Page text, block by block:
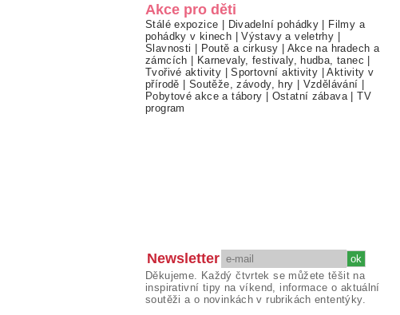
Akce pro děti
Stálé expozice | Divadelní pohádky | Filmy a
pohádky v kinech |Výstavy a veletrhy |
Slavnosti | Poutě a cirkusy | Akce na hradech a
zámcích | Karnevaly, festivaly, hudba, tanec |
Tvořivé aktivity |Sportovní aktivity |Aktivity v
přírodě | Soutěže, závody, hry | Vzdělávání |
Pobytové akce a tábory | Ostatní zábava |TV
program
Newsletter
Děkujeme. Každý čtvrtek se můžete těšit na
inspirativní tipy na víkend, informace o aktuální
soutěži a o novinkách v rubrikách ententýky.